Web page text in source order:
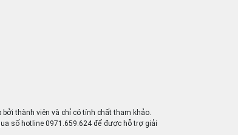
thành viên và chỉ có tính chất tham khảo.
số hotline 0971.659.624 để được hỗ trợ giải